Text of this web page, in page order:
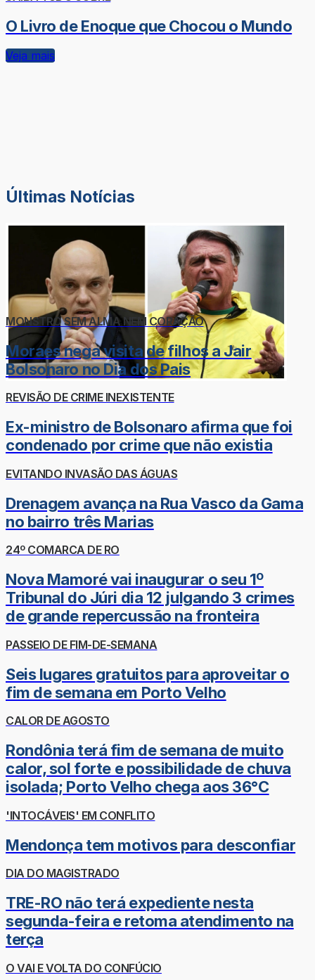
O Livro de Enoque que Chocou o Mundo
Veja mais
Últimas Notícias
MONSTRO SEM ALMA NEM CORAÇÃO
Moraes nega visita de filhos a Jair
Bolsonaro no Dia dos Pais
REVISÃO DE CRIME INEXISTENTE
Ex-ministro de Bolsonaro afirma que foi
condenado por crime que não existia
EVITANDO INVASÃO DAS ÁGUAS
Drenagem avança na Rua Vasco da Gama
no bairro três Marias
24º COMARCA DE RO
Nova Mamoré vai inaugurar o seu 1º
Tribunal do Júri dia 12 julgando 3 crimes
de grande repercussão na fronteira
PASSEIO DE FIM-DE-SEMANA
Seis lugares gratuitos para aproveitar o
fim de semana em Porto Velho
CALOR DE AGOSTO
Rondônia terá fim de semana de muito
calor, sol forte e possibilidade de chuva
isolada; Porto Velho chega aos 36°C
'INTOCÁVEIS' EM CONFLITO
Mendonça tem motivos para desconfiar
DIA DO MAGISTRADO
TRE-RO não terá expediente nesta
segunda-feira e retoma atendimento na
terça
O VAI E VOLTA DO CONFÚCIO